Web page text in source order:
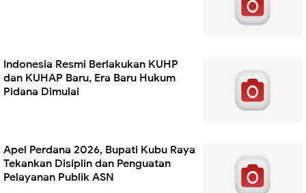
Indonesia Resmi Berlakukan KUHP
dan KUHAP Baru, Era Baru Hukum
Pidana Dimulai
Apel Perdana 2026, Bupati Kubu Raya
Tekankan Disiplin dan Penguatan
Pelayanan Publik ASN